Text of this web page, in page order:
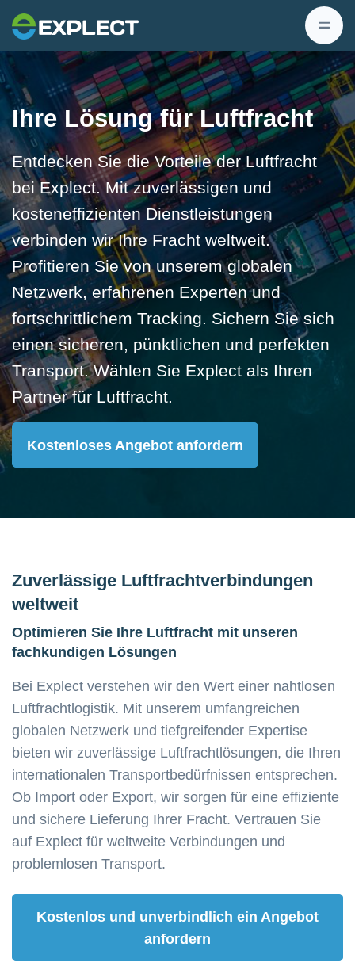
Ihre Lösung für Luftfracht
Entdecken Sie die Vorteile der Luftfracht
bei Explect. Mit zuverlässigen und
kosteneffizienten Dienstleistungen
verbinden wir Ihre Fracht weltweit.
Profitieren Sie von unserem globalen
Netzwerk, erfahrenen Experten und
fortschrittlichem Tracking. Sichern Sie sich
einen sicheren, pünktlichen und perfekten
Transport. Wählen Sie Explect als Ihren
Partner für Luftfracht.​
Kostenloses Angebot anfordern
Zuverlässige Luftfrachtverbindungen
weltweit
Optimieren Sie Ihre Luftfracht mit unseren
fachkundigen Lösungen
Bei Explect verstehen wir den Wert einer nahtlosen
Luftfrachtlogistik. Mit unserem umfangreichen
globalen Netzwerk und tiefgreifender Expertise
bieten wir zuverlässige Luftfrachtlösungen, die Ihren
internationalen Transportbedürfnissen entsprechen.
Ob Import oder Export, wir sorgen für eine effiziente
und sichere Lieferung Ihrer Fracht. Vertrauen Sie
auf Explect für weltweite Verbindungen und
problemlosen Transport.​
Kostenlos und unverbindlich ein Angebot
anfordern